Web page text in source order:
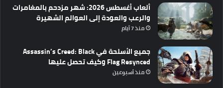
ألعاب أغسطس 2026: شهر مزدحم بالمغامرات
والرعب والعودة إلى العوالم الشهيرة
منذ 7 أيام
جميع الأسلحة في Assassin’s Creed: Black
Flag Resynced وكيف تحصل عليها
منذ أسبوعين